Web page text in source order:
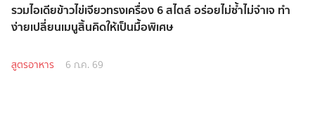
รวมไอเดียข้าวไข่เจียวทรงเครื่อง 6 สไตล์ อร่อยไม่ซ้ำไม่จำเจ ทำ
ง่ายเปลี่ยนเมนูสิ้นคิดให้เป็นมื้อพิเศษ
สูตรอาหาร 6 ก.ค. 69